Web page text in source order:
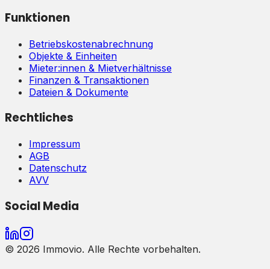
Funktionen
Betriebskostenabrechnung
Objekte & Einheiten
Mieter:innen & Mietverhältnisse
Finanzen & Transaktionen
Dateien & Dokumente
Rechtliches
Impressum
AGB
Datenschutz
AVV
Social Media
© 2026 Immovio. Alle Rechte vorbehalten.